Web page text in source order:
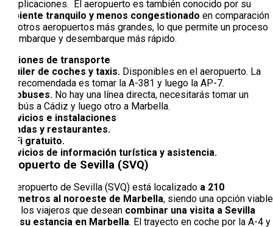
complicaciones. El aeropuerto es también conocido por su
ambiente tranquilo y menos congestionado en comparación
con otros aeropuertos más grandes, lo que permite un proceso
de embarque y desembarque más rápido.
Opciones de transporte
Alquiler de coches y taxis. Disponibles en el aeropuerto. La
ruta recomendada es tomar la A-381 y luego la AP-7.
Autobuses. No hay una línea directa, necesitarás tomar un
autobús a Cádiz y luego otro a Marbella.
Servicios e instalaciones
Tiendas y restaurantes.
Wi-Fi gratuito.
Servicios de información turística y asistencia.
Aeropuerto de Sevilla (SVQ)
El Aeropuerto de Sevilla (SVQ) está localizado a 210
kilómetros al noroeste de Marbella, siendo una opción viable
para los viajeros que desean combinar una visita a Sevilla
con su estancia en Marbella. El trayecto en coche por la A-4 y